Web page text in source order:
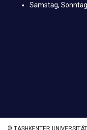
Samstag,
© TASHKENTER